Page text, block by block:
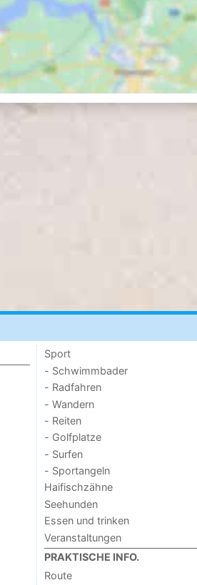
Sport
- Schwimmbader
- Radfahren
- Wandern
- Reiten
- Golfplatze
- Surfen
- Sportangeln
Haifischzähne
Seehunden
Essen und trinken
Veranstaltungen
PRAKTISCHE INFO.
Route